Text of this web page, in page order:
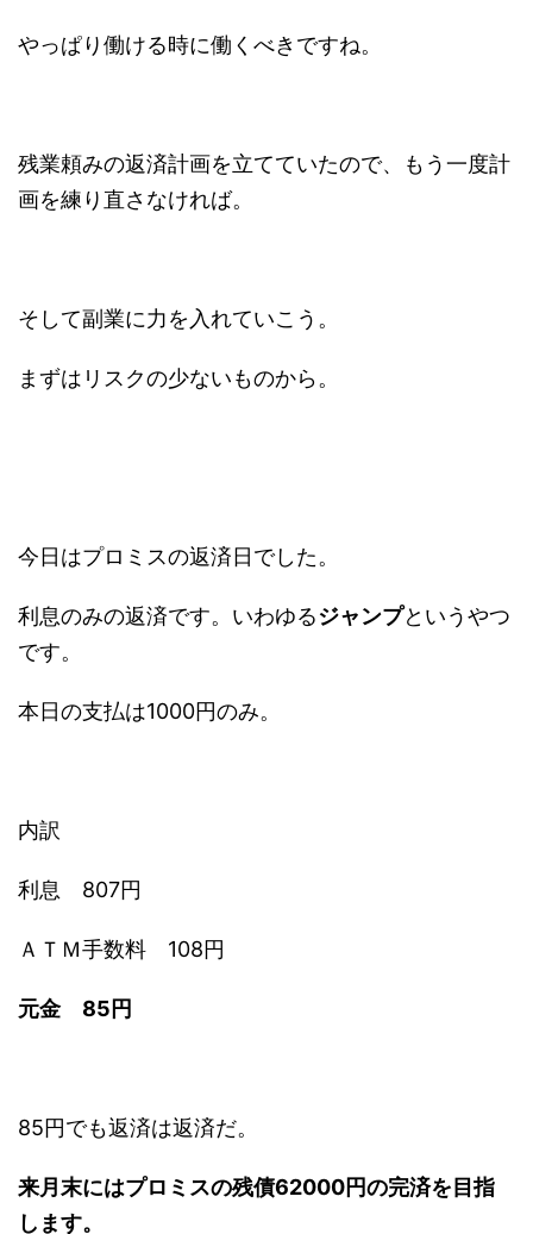
やっぱり働ける時に働くべきですね。
残業頼みの返済計画を立てていたので、もう一度計
画を練り直さなければ。
そして副業に力を入れていこう。
まずはリスクの少ないものから。
今日はプロミスの返済日でした。
利息のみの返済です。いわゆるジャンプというやつ
です。
本日の支払は1000円のみ。
内訳
利息 807円
ＡＴＭ手数料 108円
元金 85円
85円でも返済は返済だ。
来月末にはプロミスの残債62000円の完済を目指
します。